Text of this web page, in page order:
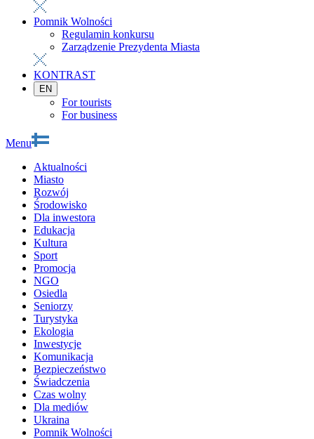
Pomnik Wolności
Regulamin konkursu
Zarządzenie Prezydenta Miasta
KONTRAST
EN
For tourists
For business
Menu
Aktualności
Miasto
Rozwój
Środowisko
Dla inwestora
Edukacja
Kultura
Sport
Promocja
NGO
Osiedla
Seniorzy
Turystyka
Ekologia
Inwestycje
Komunikacja
Bezpieczeństwo
Świadczenia
Czas wolny
Dla mediów
Ukraina
Pomnik Wolności